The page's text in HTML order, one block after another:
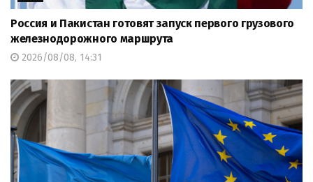
Россия и Пакистан готовят запуск первого грузового
железнодорожного маршрута
2026/08/08, 14:31